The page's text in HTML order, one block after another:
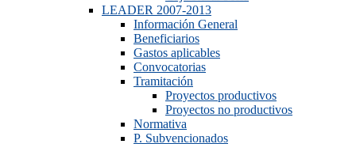
LEADER 2007-2013
Información General
Beneficiarios
Gastos aplicables
Convocatorias
Tramitación
Proyectos productivos
Proyectos no productivos
Normativa
P. Subvencionados